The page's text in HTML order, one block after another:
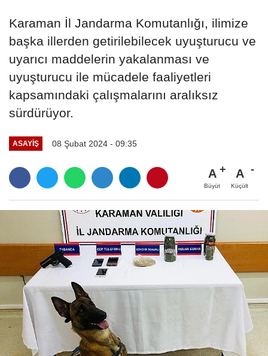
Karaman İl Jandarma Komutanlığı, ilimize
başka illerden getirilebilecek uyuşturucu ve
uyarıcı maddelerin yakalanması ve
uyuşturucu ile mücadele faaliyetleri
kapsamındaki çalışmalarını aralıksız
sürdürüyor.
ASAYIŞ 08 Şubat 2024 - 09:35
A
Büyüt
A
Küçült